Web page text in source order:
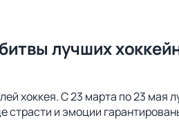
лучших
хоккея. С 23 марта по 23 мая
страсти и эмоции